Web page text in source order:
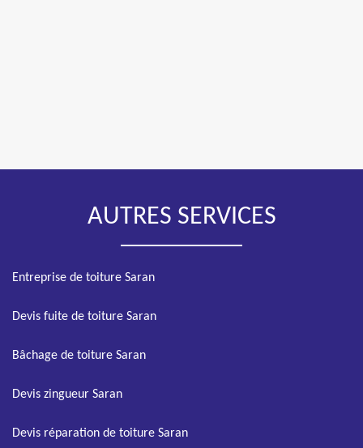
AUTRES SERVICES
Entreprise de toiture Saran
Devis fuite de toiture Saran
Bâchage de toiture Saran
Devis zingueur Saran
Devis réparation de toiture Saran